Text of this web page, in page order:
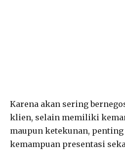
Karena akan sering
klien, selain memiliki
maupun ketekunan,
kemampuan presentasi